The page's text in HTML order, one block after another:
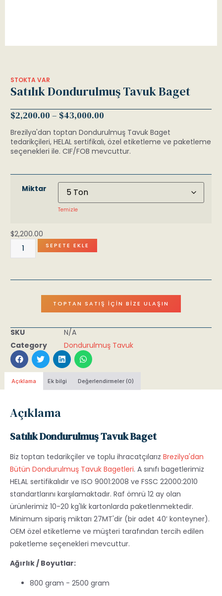
STOKTA VAR
Satılık Dondurulmuş Tavuk Baget
$2,200.00 – $43,000.00
Brezilya'dan toptan Dondurulmuş Tavuk Baget
tedarikçileri, HELAL sertifikalı, özel etiketleme ve paketleme
seçenekleri ile. CIF/FOB mevcuttur.
Miktar
Temizle
$2,200.00
SEPETE EKLE
TOPTAN SATIŞ İÇIN BIZE ULAŞIN
SKU
N/A
Category
Dondurulmuş Tavuk
Açıklama Ek bilgi Değerlendirmeler (0)
Açıklama
Satılık Dondurulmuş Tavuk Baget
Biz toptan tedarikçiler ve toplu ihracatçılarız Brezilya'dan
Bütün Dondurulmuş Tavuk Bagetleri. A sınıfı bagetlerimiz
HELAL sertifikalıdır ve ISO 9001:2008 ve FSSC 22000:2010
standartlarını karşılamaktadır. Raf ömrü 12 ay olan
ürünlerimiz 10-20 kg'lık kartonlarda paketlenmektedir.
Minimum sipariş miktarı 27MT'dir (bir adet 40′ konteyner).
OEM özel etiketleme ve müşteri tarafından tercih edilen
paketleme seçenekleri mevcuttur.
Ağırlık / Boyutlar:
800 gram - 2500 gram